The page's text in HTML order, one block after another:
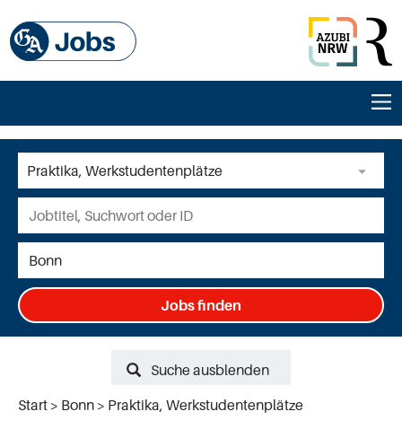
Jobs finden
Suche ausblenden
Start
Bonn Praktika, Werkstudentenplätze